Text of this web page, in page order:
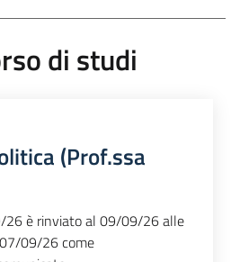
di studi
(Prof.ssa
26 è rinviato al 09/09/26 alle
09/26 come